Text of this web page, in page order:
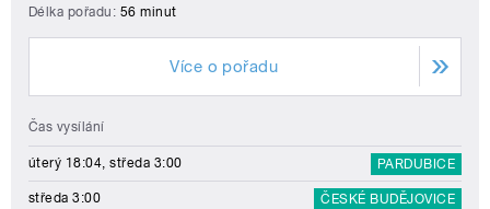
Délka pořadu: 56 minut
Více o pořadu
Čas vysílání
úterý 18:04, středa 3:00 PARDUBICE
středa 3:00 ČESKÉ BUDĚJOVICE